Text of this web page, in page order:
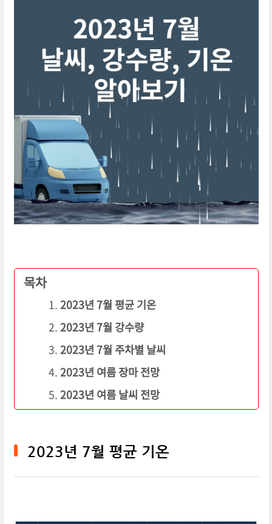
목차
2023년 7월 평균 기온
2023년 7월 강수량
2023년 7월 주차별 날씨
2023년 여름 장마 전망
2023년 여름 날씨 전망
2023년 7월 평균 기온